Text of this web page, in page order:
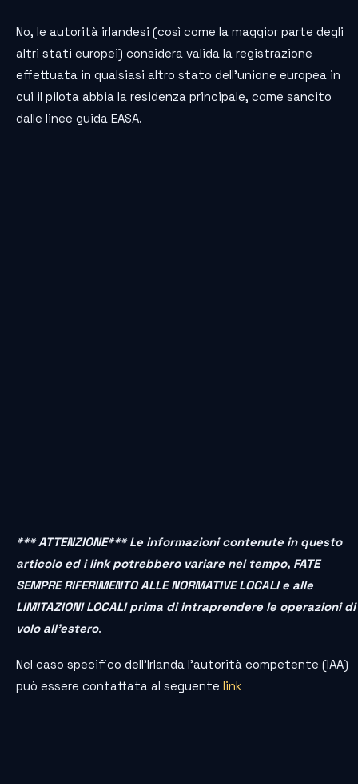
No, le autorità irlandesi (così come la maggior parte degli
altri stati europei) considera valida la registrazione
effettuata in qualsiasi altro stato dell’unione europea in
cui il pilota abbia la residenza principale, come sancito
dalle linee guida EASA.
*** ATTENZIONE*** Le informazioni contenute in questo
articolo ed i link potrebbero variare nel tempo, FATE
SEMPRE RIFERIMENTO ALLE NORMATIVE LOCALI e alle
LIMITAZIONI LOCALI prima di intraprendere le operazioni di
volo all’estero.
Nel caso specifico dell’Irlanda l’autorità competente (IAA)
può essere contattata al seguente link